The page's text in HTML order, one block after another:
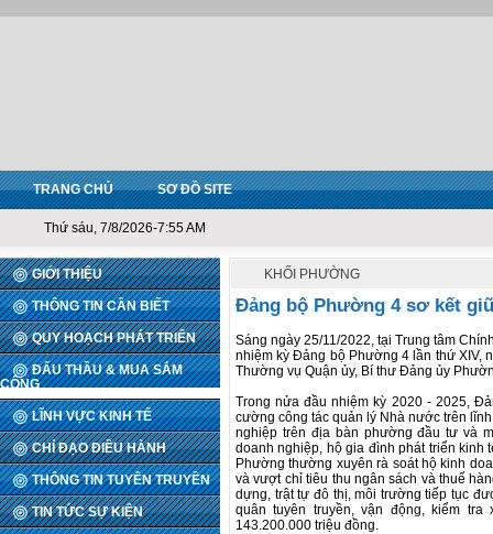
TRANG CHỦ SƠ ĐỒ SITE
Thứ sáu, 7/8/2026-7:55 AM
GIỚI THIỆU
THÔNG TIN CẦN BIẾT
QUY HOẠCH PHÁT TRIỂN
ĐẤU THẦU & MUA SẮM
CÔNG
LĨNH VỰC KINH TẾ
CHỈ ĐẠO ĐIỀU HÀNH
THÔNG TIN TUYÊN TRUYỀN
TIN TỨC SỰ KIỆN
KHỐI PHƯỜNG
Đảng bộ Phường 4 sơ kết
Sáng ngày 25/11/2022, tại Trung tâm
nhiệm kỳ Đảng bộ Phường 4 lần thứ XIV,
Thường vụ Quận ủy, Bí thư Đảng ủy
Trong nửa đầu nhiệm kỳ 2020 - 2025,
cường công tác quản lý Nhà nước trên
nghiệp trên địa bàn phường đầu tư và
doanh nghiệp, hộ gia đình phát triển
Phường thường xuyên rà soát hộ kinh
và vượt chỉ tiêu thu ngân sách và thuế
dựng, trật tự đô thị, môi trường tiếp tục
quân tuyên truyền, vận động, kiểm
143.200.000 triệu đồng.